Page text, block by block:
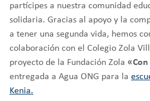
partícipes a nuestra comunidad
solidaria. Gracias al apoyo y la
a tener una segunda vida, hemos
colaboración con el Colegio Zola
proyecto de la Fundación Zola
entregada a Agua ONG para la
Kenia.